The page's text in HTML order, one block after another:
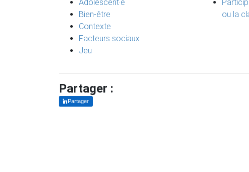
Adolescent·e
Bien-être
Contexte
Facteurs sociaux
Jeu
ou la
Partager :
Partager